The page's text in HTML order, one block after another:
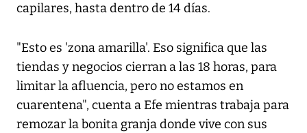
capilares, hasta dentro de 14 días.
"Esto es 'zona amarilla'. Eso significa que las
tiendas y negocios cierran a las 18 horas, para
limitar la afluencia, pero no estamos en
cuarentena", cuenta a Efe mientras trabaja para
remozar la bonita granja donde vive con sus